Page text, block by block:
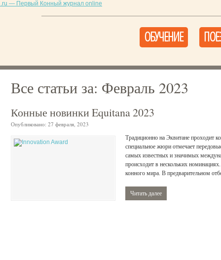
ОБУЧЕНИЕ
Все статьи за: Февраль 2023
Конные новинки Equitana 2023
Опубликовано: 27 февраля, 2023
Традиционно на Эквитане проходит
специальное жюри отмечает
самых известных и значимых
происходит в нескольких
конного мира. В предварительном
Читать далее